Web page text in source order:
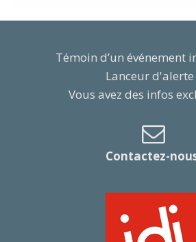
Témoin d’un événement
Lanceur d'alerte
Vous avez des infos
Contactez-